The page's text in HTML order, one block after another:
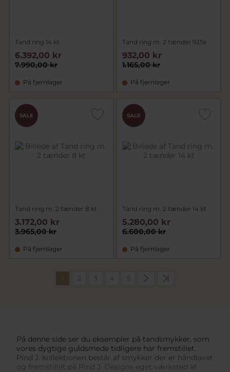
Tand ring 14 kt
7.990,00 kr
6.392,00 kr
På fjernlager
Tand ring m. 2 tænder 925s
1.165,00 kr
932,00 kr
På fjernlager
SALE
Tand ring m. 2 tænder 8 kt
3.965,00 kr
3.172,00 kr
På fjernlager
SALE
Tand ring m. 2 tænder 14 kt
6.600,00 kr
5.280,00 kr
På fjernlager
1 2 3 4 5
På denne side ser du eksempler på tandsmykker, som
vores dygtige guldsmede tidligere har fremstillet.
Pind J. kollektionen består af smykker der er håndlavet
og fremstillet på Pind J. Designs eget værksted af